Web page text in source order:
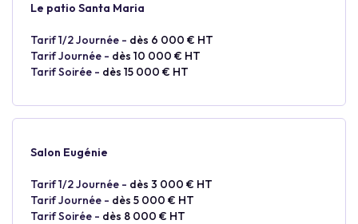
Le patio Santa Maria
Tarif 1/2 Journée - dès 6 000 € HT
Tarif Journée - dès 10 000 € HT
Tarif Soirée - dès 15 000 € HT
Salon Eugénie
Tarif 1/2 Journée - dès 3 000 € HT
Tarif Journée - dès 5 000 € HT
Tarif Soirée - dès 8 000 € HT